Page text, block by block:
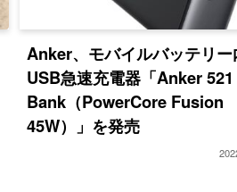
Anker、モバイルバッテリー
USB急速充電器「Anker
Bank（PowerCore Fusion
45W）」を発売